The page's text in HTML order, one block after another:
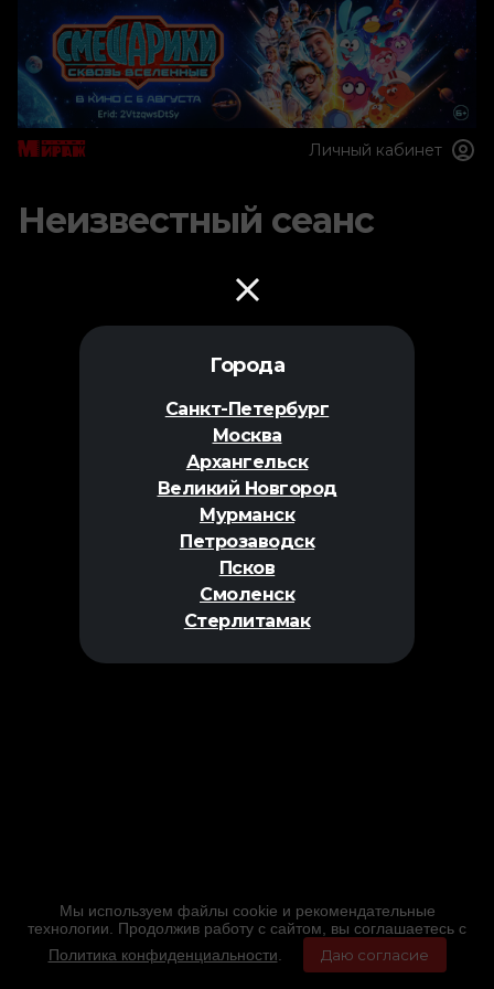
Города
Санкт-Петербург
Москва
Архангельск
Великий Новгород
Мурманск
Петрозаводск
Псков
Смоленск
Стерлитамак
Личный кабинет
Неизвестный сеанс
Мы используем файлы cookie и рекомендательные
технологии. Продолжив работу с сайтом, вы соглашаетесь с
Политика конфиденциальности
Даю согласие